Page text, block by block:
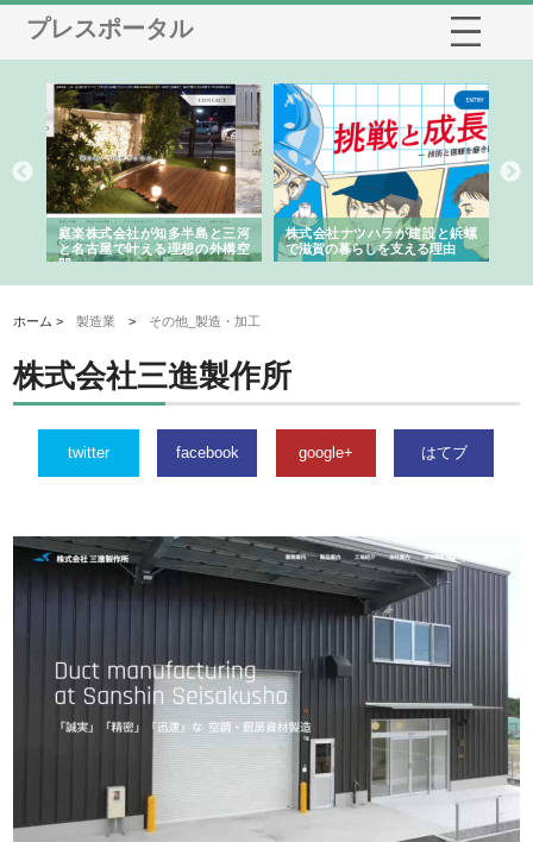
プレスポータル
庭楽株式会社が知多半島と三河
と名古屋で叶える理想の外構空
間
株式会社ナツハラが建設と鋲螺
で滋賀の暮らしを支える理由
ホーム >製造業 > その他_製造・加工
株式会社三進製作所
twitter facebook google+ はてブ